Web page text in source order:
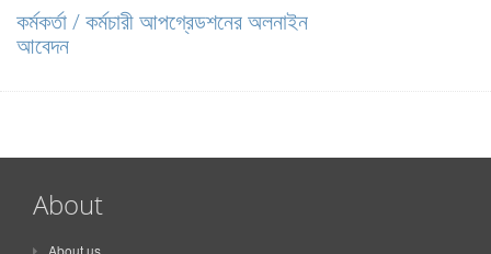
কর্মকর্তা / কর্মচারী আপগ্রেডশনের অলনাইন
আবেদন
About
About us